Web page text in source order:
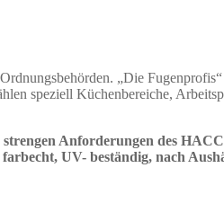
„Die Fugenprofis“
speziell Küchenbereiche,
strengen Anforderungen des
UV- beständig, nach